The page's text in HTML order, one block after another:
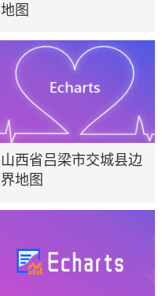
地图
山西省吕梁市交城县边
界地图